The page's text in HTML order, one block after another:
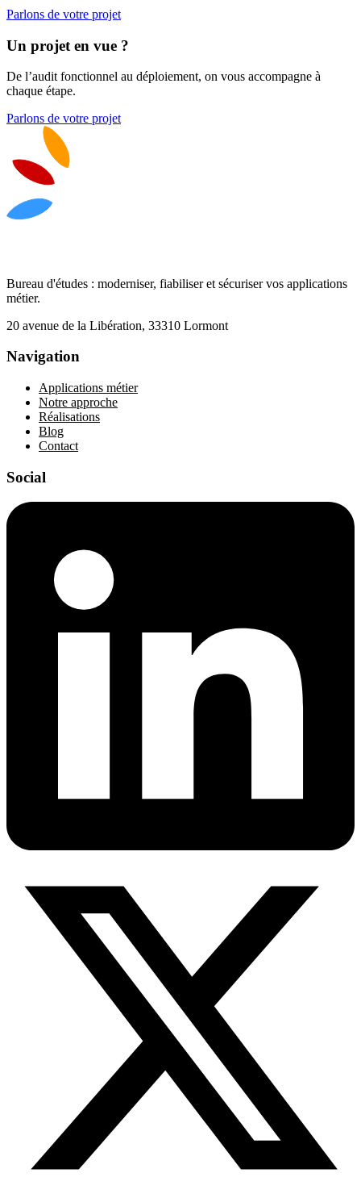
Parlons de votre projet
Un projet en vue ?
De l’audit fonctionnel au déploiement, on vous accompagne à
chaque étape.
Parlons de votre projet
Bureau d'études : moderniser, fiabiliser et sécuriser vos applications
métier.
20 avenue de la Libération, 33310 Lormont
Navigation
Applications métier
Notre approche
Réalisations
Blog
Contact
Social